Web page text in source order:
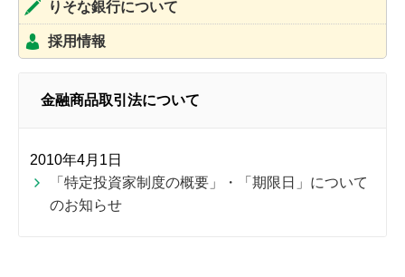
りそな銀行について
採用情報
金融商品取引法について
2010年4月1日
「特定投資家制度の概要」・「期限日」について
のお知らせ